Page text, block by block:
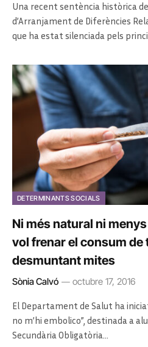
Una recent sentència històrica
d’Arranjament de Diferències
que ha estat silenciada pels
DETERMINANTS SOCIALS
Ni més natural ni
vol frenar el consum de
desmuntant mites
Sònia Calvó octubre 17, 2016
El Departament de Salut ha
no m’hi embolico”, destinada a
Secundària Obligatòria…